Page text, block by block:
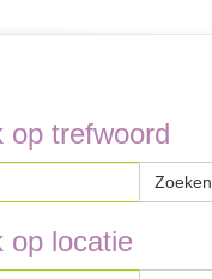
op trefwoord
Zoeken
op locatie